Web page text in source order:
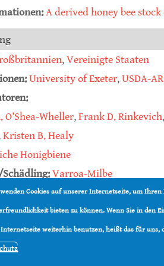
A derived honey bee
,Vereinigte Staaten
University of Exeter,USDA-
O’Shea-Wheller,Frank D. Rinkevich,
Kristen B. Healy
Honigbiene
Varroa-Milbe
Flügeldeformationsvirus
Varroa destructor virus
Chronisches
Cookies auf unserer Internetseite, um
bieten zu können. Wenn Sie in den
weiterhin benutzen, heißt das für uns,